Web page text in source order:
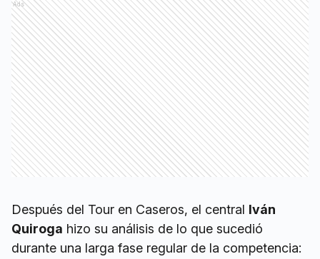
Ads
Después del Tour en Caseros, el central Iván
Quiroga hizo su análisis de lo que sucedió
durante una larga fase regular de la competencia: